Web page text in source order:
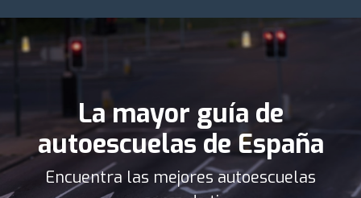
La mayor guía de
autoescuelas de España
Encuentra las mejores autoescuelas